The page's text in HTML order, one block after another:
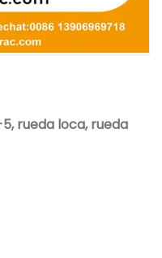
rueda loca, rueda